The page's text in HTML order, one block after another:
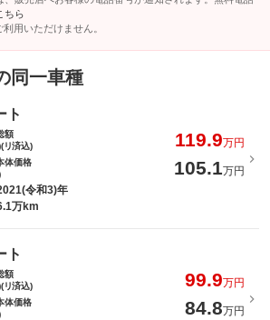
ちら
用いただけません。
同一車種
ト
額
リ済込)
119.9万円
体価格
105.1万円
令和3)年
万km
ト
額
リ済込)
99.9万円
体価格
84.8万円